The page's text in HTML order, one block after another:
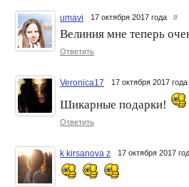
umavi 17 октября 2017 года #
Велиния мне теперь
Ответить
Veronica17 17 октября 2017 года
Шикарные подарки!
Ответить
k kirsanova z 17 октября 2017